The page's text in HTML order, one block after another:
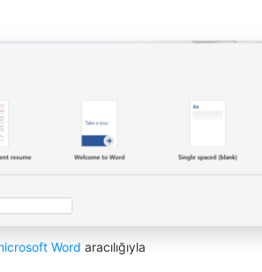
Word aracılığıyla